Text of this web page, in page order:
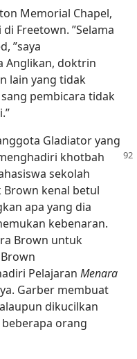
Memorial Chapel,
Freetown. ”Selama
”saya
Anglikan, doktrin
lain yang tidak
pembicara tidak
Gladiator yang
khotbah
sekolah
Brown kenal betul
apa yang dia
kebenaran.
Brown untuk
Pelajaran Menara
Garber membuat
dikucilkan
orang